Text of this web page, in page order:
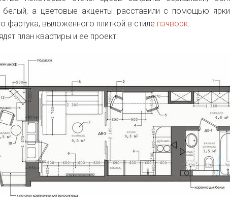
белый, а цветовые акценты расставили с помощью
фартука, выложенного плиткой в стиле пэчворк
план квартиры и ее проект: